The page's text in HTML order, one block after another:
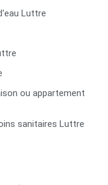
Luttre
ou appartement
sanitaires Luttre